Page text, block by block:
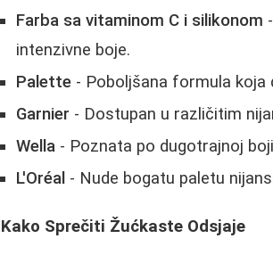
Farba sa vitaminom C i silikonom
intenzivne boje.
Palette - Poboljšana formula koja
Garnier - Dostupan u različitim
Wella - Poznata po dugotrajnoj
L'Oréal - Nude bogatu paletu
Kako Sprečiti Žućkaste Odsjaje